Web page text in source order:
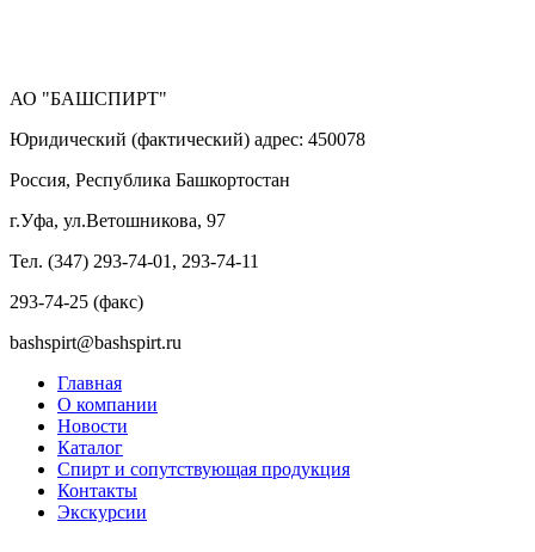
АО "БАШСПИРТ"
Юридический (фактический) адрес: 450078
Россия, Республика Башкортостан
г.Уфа, ул.Ветошникова, 97
Тел. (347) 293-74-01, 293-74-11
293-74-25 (факс)
bashspirt@bashspirt.ru
Главная
О компании
Новости
Каталог
Спирт и сопутствующая продукция
Контакты
Экскурсии